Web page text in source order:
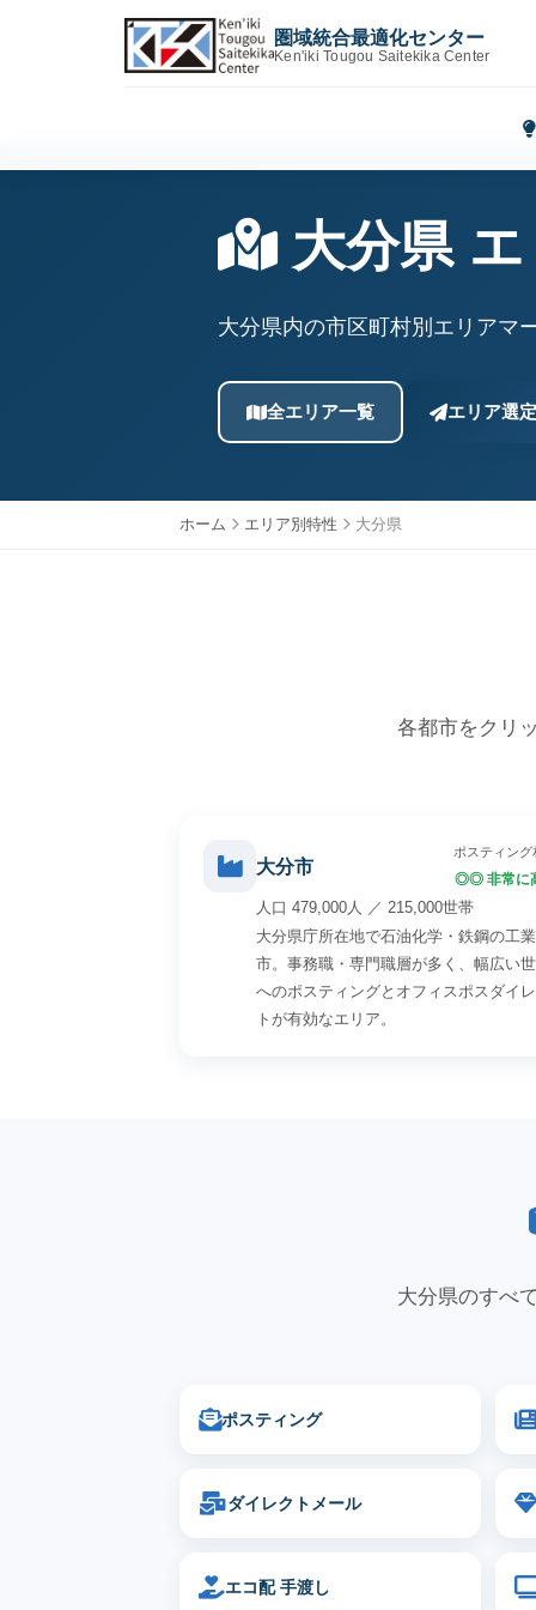
圏域統合最適化センター
Ken'iki Tougou Saitekika Center
大分県
大分県内の市区町村別エリアマ
全エリア一覧 エリア選
ホーム エリア別特性 大分県
各都市をクリ
大分市
ポスティング
◎◎ 非常に
人口 479,000人 ／ 215,000世帯
大分県庁所在地で石油化学・鉄鋼の工
市。事務職・専門職層が多く、幅広い
へのポスティングとオフィスポスダイ
トが有効なエリア。
大分県のすべ
ポスティング
ダイレクトメール
エコ配 手渡し